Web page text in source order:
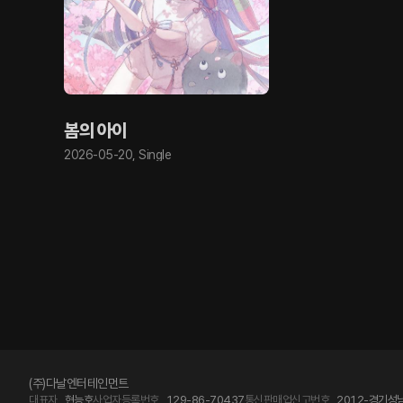
봄의 아이
2026-05-20 ,Single
(주)다날엔터테인먼트
대표자 현능호사업자등록번호 129-86-70437통신판매업신고번호 2012-경기성